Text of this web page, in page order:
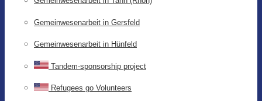
Gemeinwesenarbeit in Gersfeld
Gemeinwesenarbeit in Hünfeld
Tandem-sponsorship project
Refugees go Volunteers